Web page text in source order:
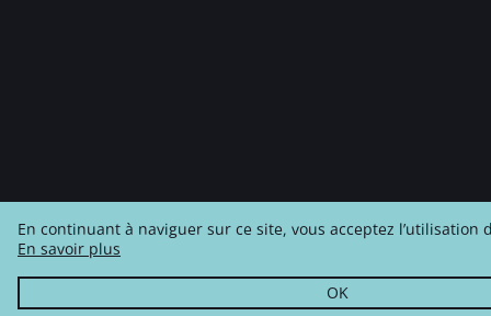
En continuant à naviguer sur ce site, vous acceptez l’utilisation
En savoir plus
OK